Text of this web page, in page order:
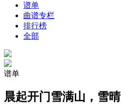
谱单
曲谱专栏
排行榜
全部
谱单
晨起开门雪满山，雪晴